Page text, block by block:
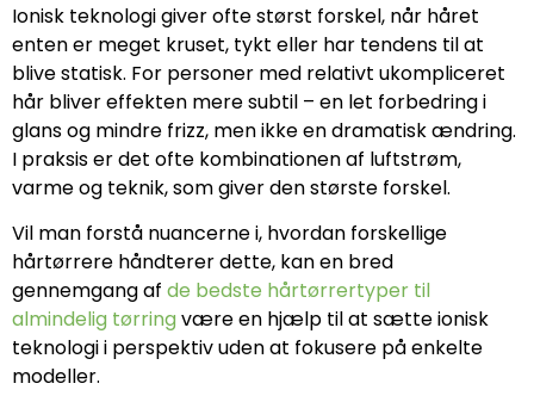
Ionisk teknologi giver ofte størst forskel, når håret
enten er meget kruset, tykt eller har tendens til at
blive statisk. For personer med relativt ukompliceret
hår bliver effekten mere subtil – en let forbedring i
glans og mindre frizz, men ikke en dramatisk ændring.
I praksis er det ofte kombinationen af luftstrøm,
varme og teknik, som giver den største forskel.
Vil man forstå nuancerne i, hvordan forskellige
hårtørrere håndterer dette, kan en bred
gennemgang af de bedste hårtørrertyper til
almindelig tørringvære en hjælp til at sætte ionisk
teknologi i perspektiv uden at fokusere på enkelte
modeller.